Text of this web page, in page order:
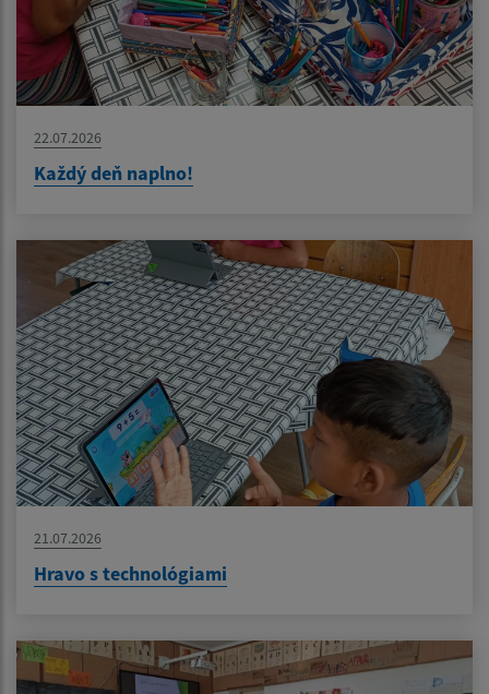
22.07.2026
Každý deň naplno!
21.07.2026
Hravo s technológiami